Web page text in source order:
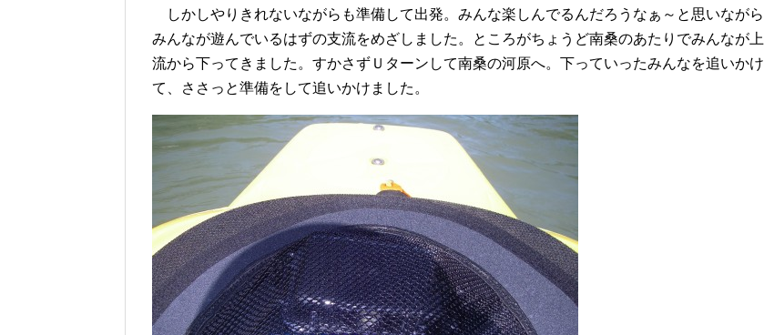
しかしやりきれないながらも準備して出発。みんな楽しんでるんだろうなぁ～と思いながら
みんなが遊んでいるはずの支流をめざしました。ところがちょうど南桑のあたりでみんなが上
流から下ってきました。すかさずＵターンして南桑の河原へ。下っていったみんなを追いかけ
て、ささっと準備をして追いかけました。